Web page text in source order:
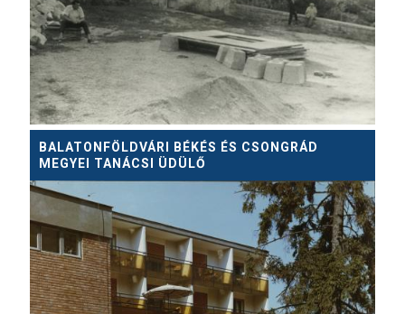
BALATONFÖLDVÁRI BÉKÉS ÉS CSONGRÁD
MEGYEI TANÁCSI ÜDÜLŐ